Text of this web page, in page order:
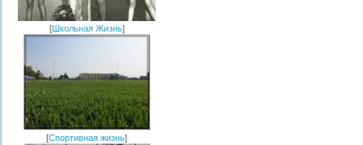
[Школьная Жизнь]
[Спортивная жизнь]